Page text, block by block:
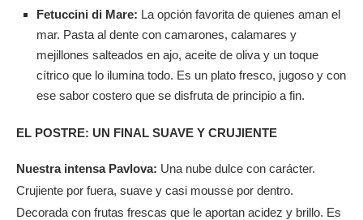
Fetuccini di Mare: La opción favorita de quienes aman el
mar. Pasta al dente con camarones, calamares y
mejillones salteados en ajo, aceite de oliva y un toque
cítrico que lo ilumina todo. Es un plato fresco, jugoso y con
ese sabor costero que se disfruta de principio a fin.
EL POSTRE: UN FINAL SUAVE Y CRUJIENTE
Nuestra intensa Pavlova: Una nube dulce con carácter.
Crujiente por fuera, suave y casi mousse por dentro.
Decorada con frutas frescas que le aportan acidez y brillo. Es